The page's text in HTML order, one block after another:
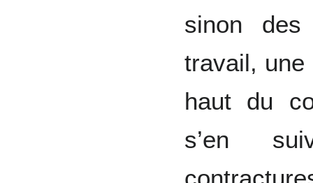
sinon des
travail, une
haut du
s’en